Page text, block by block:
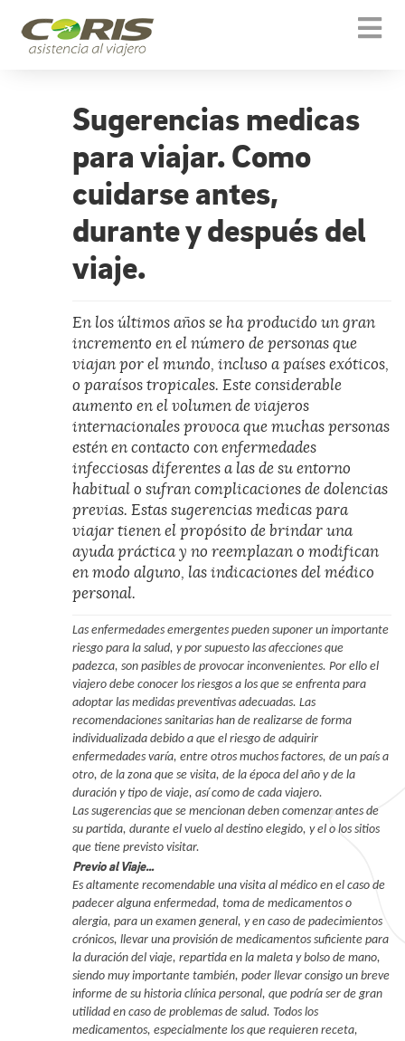
Sugerencias medicas
para viajar. Como
cuidarse antes,
durante y después del
viaje.
En los últimos años se ha producido un gran
incremento en el número de personas que
viajan por el mundo, incluso a países exóticos,
o paraísos tropicales. Este considerable
aumento en el volumen de viajeros
internacionales provoca que muchas personas
estén en contacto con enfermedades
infecciosas diferentes a las de su entorno
habitual o sufran complicaciones de dolencias
previas. Estas sugerencias medicas para
viajar tienen el propósito de brindar una
ayuda práctica y no reemplazan o modifican
en modo alguno, las indicaciones del médico
personal.
Las enfermedades emergentes pueden suponer un importante
riesgo para la salud, y por supuesto las afecciones que
padezca, son pasibles de provocar inconvenientes. Por ello el
viajero debe conocer los riesgos a los que se enfrenta para
adoptar las medidas preventivas adecuadas. Las
recomendaciones sanitarias han de realizarse de forma
individualizada debido a que el riesgo de adquirir
enfermedades varía, entre otros muchos factores, de un país a
otro, de la zona que se visita, de la época del año y de la
duración y tipo de viaje, así como de cada viajero.
Las sugerencias que se mencionan deben comenzar antes de
su partida, durante el vuelo al destino elegido, y el o los sitios
que tiene previsto visitar.
Previo al Viaje…
Es altamente recomendable una visita al médico en el caso de
padecer alguna enfermedad, toma de medicamentos o
alergia, para un examen general, y en caso de padecimientos
crónicos, llevar una provisión de medicamentos suficiente para
la duración del viaje, repartida en la maleta y bolso de mano,
siendo muy importante también, poder llevar consigo un breve
informe de su historia clínica personal, que podría ser de gran
utilidad en caso de problemas de salud. Todos los
medicamentos, especialmente los que requieren receta,